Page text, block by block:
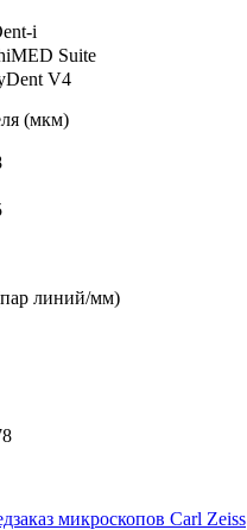
i
Suite
V4
(мкм)
линий/мм)
микроскопов Carl Zeiss